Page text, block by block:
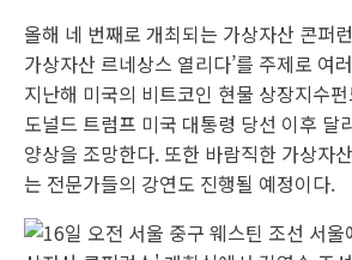
올해 네 번째로 개최되는 가상자산 콘퍼
가상자산 르네상스 열리다’를 주제로 여
지난해 미국의 비트코인 현물 상장지수
도널드 트럼프 미국 대통령 당선 이후 달
양상을 조망한다. 또한 바람직한 가상자
는 전문가들의 강연도 진행될 예정이다.